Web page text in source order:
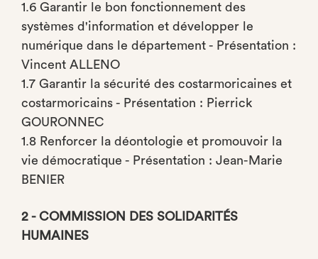
1.6 Garantir le bon fonctionnement des
systèmes d'information et développer le
numérique dans le département - Présentation :
Vincent ALLENO
1.7 Garantir la sécurité des costarmoricaines et
costarmoricains - Présentation : Pierrick
GOURONNEC
1.8 Renforcer la déontologie et promouvoir la
vie démocratique - Présentation : Jean-Marie
BENIER
2 - COMMISSION DES SOLIDARITÉS
HUMAINES